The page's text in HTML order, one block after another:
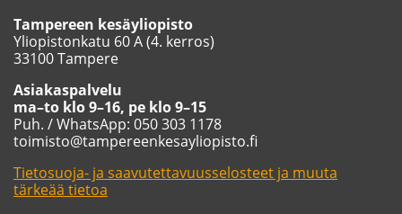
Tampereen kesäyliopisto
Yliopistonkatu 60 A (4. kerros)
33100 Tampere
Asiakaspalvelu
ma–to klo 9–16, pe klo 9–15
Puh. / WhatsApp: 050 303 1178
toimisto@tampereenkesayliopisto.fi
Tietosuoja- ja saavutettavuusselosteet ja muuta
tärkeää tietoa